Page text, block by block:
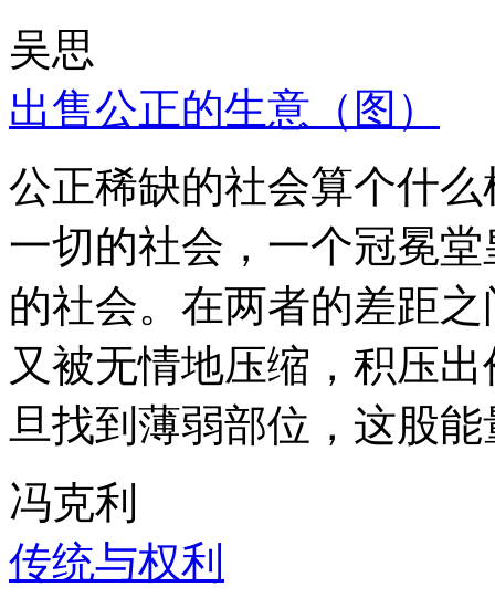
吴思
出售公正的生意（图）
公正稀缺的社会算个什
一切的社会，一个冠冕
的社会。在两者的差距
又被无情地压缩，积压
旦找到薄弱部位，这股
冯克利
传统与权利